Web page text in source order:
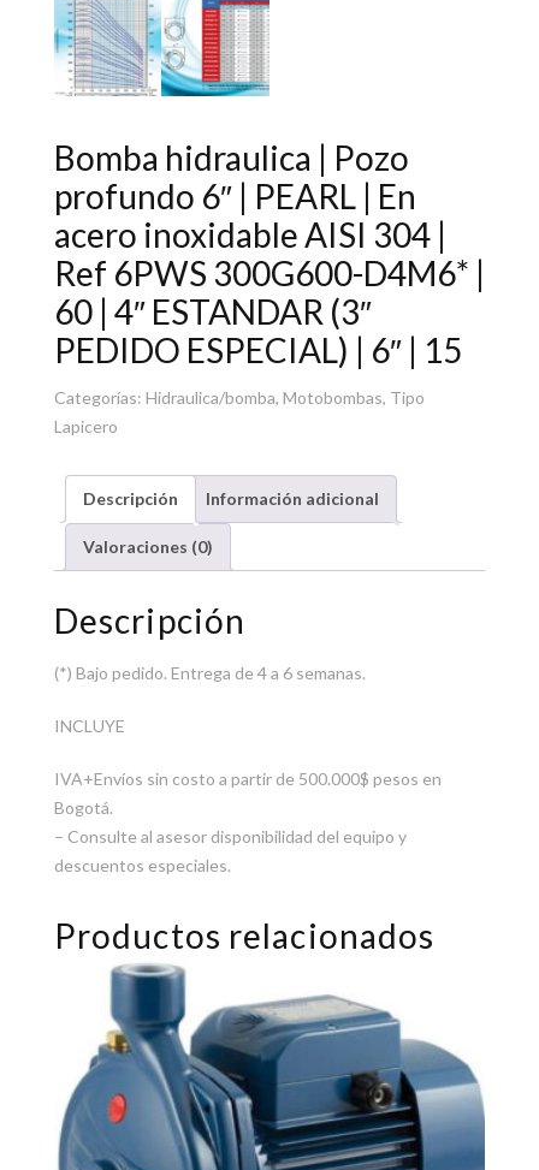
Bomba hidraulica | Pozo
profundo 6″ | PEARL | En
acero inoxidable AISI 304 |
Ref 6PWS 300G600-D4M6* |
60 | 4″ ESTANDAR (3″
PEDIDO ESPECIAL) | 6″ | 15
Categorías: Hidraulica/bomba, Motobombas, Tipo
Lapicero
Descripción Información adicional
Valoraciones (0)
Descripción
(*) Bajo pedido. Entrega de 4 a 6 semanas.
INCLUYE
IVA+Envíos sin costo a partir de 500.000$ pesos en
Bogotá.
– Consulte al asesor disponibilidad del equipo y
descuentos especiales.
Productos relacionados